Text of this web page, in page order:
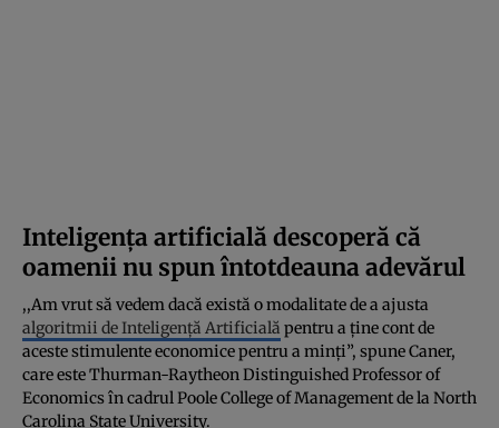
Inteligența artificială descoperă că
oamenii nu spun întotdeauna adevărul
,,Am vrut să vedem dacă există o modalitate de a ajusta
algoritmii de Inteligență Artificială pentru a ține cont de
aceste stimulente economice pentru a minți”, spune Caner,
care este Thurman-Raytheon Distinguished Professor of
Economics în cadrul Poole College of Management de la North
Carolina State University.